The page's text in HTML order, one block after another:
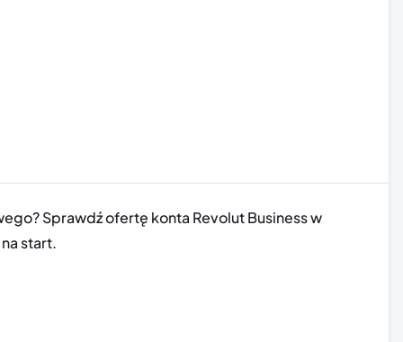
Sprawdź ofertę konta Revolut Business w
start.